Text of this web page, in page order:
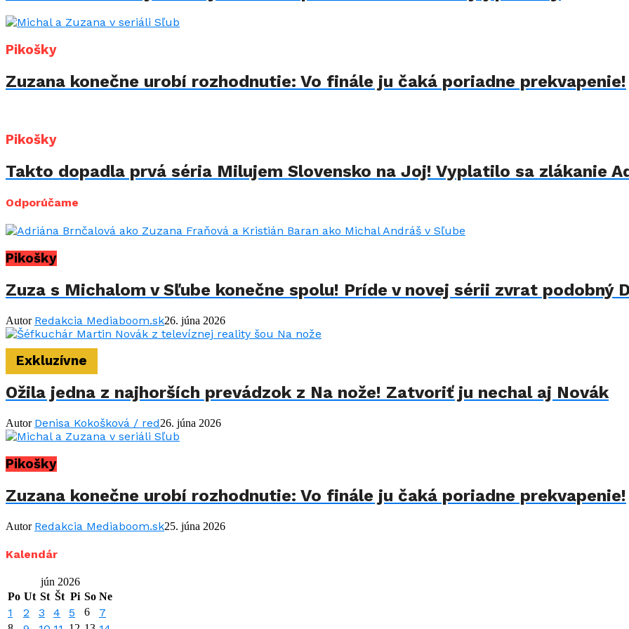
Pikošky
Zuzana konečne urobí rozhodnutie: Vo finále ju čaká poriadne prekvapenie!
Pikošky
Takto dopadla prvá séria Milujem Slovensko na Joj! Vyplatilo sa zlákanie
Odporúčame
Pikošky
Zuza s Michalom v Sľube konečne spolu! Príde v novej sérii zvrat podobný
Autor Redakcia Mediaboom.sk26. júna 2026
Exkluzívne
Ožila jedna z najhorších prevádzok z Na nože! Zatvoriť ju nechal aj Novák
Autor Denisa Kokošková / red26. júna 2026
Pikošky
Zuzana konečne urobí rozhodnutie: Vo finále ju čaká poriadne prekvapenie!
Autor Redakcia Mediaboom.sk25. júna 2026
Kalendár
jún 2026
Po Ut St Št Pi So Ne
1 2 3 4 5 6 7